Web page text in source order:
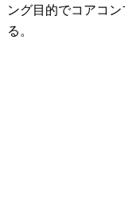
ング目的でコアコ
る。